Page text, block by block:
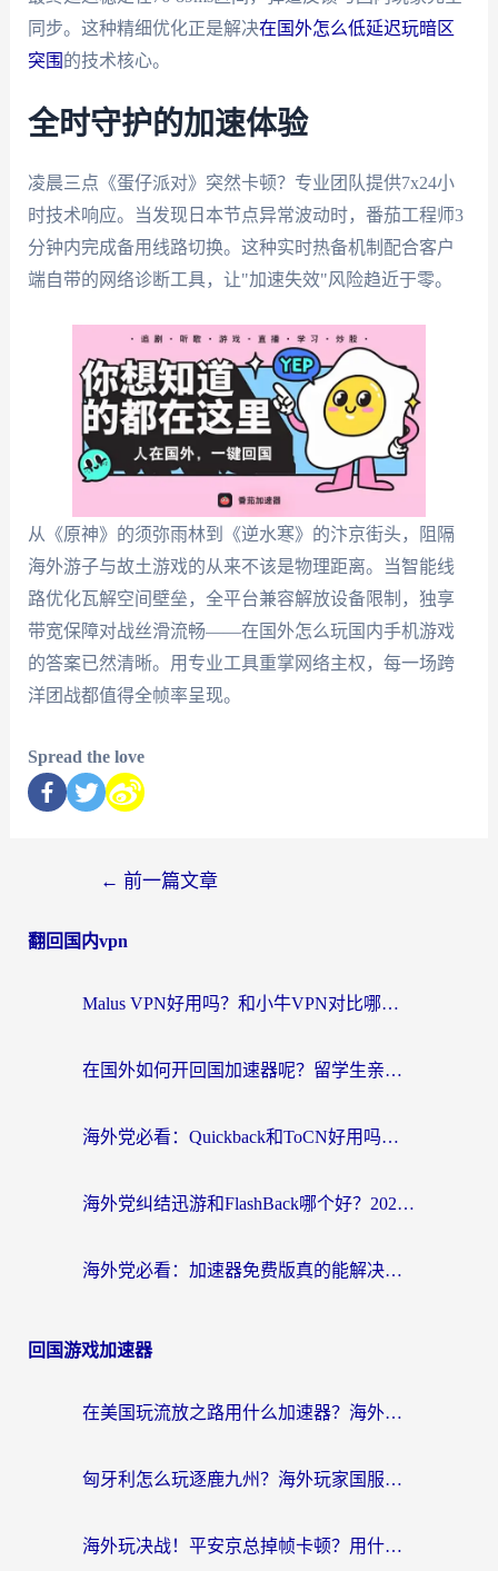
同步。这种精细优化正是解决在国外怎么低延迟玩暗区
突围 的技术核心。
全时守护的加速体验
凌晨三点《蛋仔派对》突然卡顿？专业团队提供7x24小
时技术响应。当发现日本节点异常波动时，番茄工程师3
分钟内完成备用线路切换。这种实时热备机制配合客户
端自带的网络诊断工具，让"加速失效"风险趋近于零。
从《原神》的须弥雨林到《逆水寒》的汴京街头，阻隔
海外游子与故土游戏的从来不该是物理距离。当智能线
路优化瓦解空间壁垒，全平台兼容解放设备限制，独享
带宽保障对战丝滑流畅——在国外怎么玩国内手机游戏
的答案已然清晰。用专业工具重掌网络主权，每一场跨
洋团战都值得全帧率呈现。
Spread the love
← 前一篇文章
翻回国内vpn
Malus VPN好用吗？和小牛VPN对比哪个回国效果更好？海外党亲测实用指南
在国外如何开回国加速器呢？留学生亲测的无缝访问国内资源指南
海外党必看：Quickback和ToCN好用吗？3分钟选对回国加速器的实用指南
海外党纠结迅游和FlashBack哪个好？2026实用指南教你选对回国加速器
海外党必看：加速器免费版真的能解决回国访问难题吗？附实用选择指南
回国游戏加速器
在美国玩流放之路用什么加速器？海外党国服游戏不卡顿的终极攻略
匈牙利怎么玩逐鹿九州？海外玩家国服游戏加速器终极指南（附永劫无间荣耀新三国解决方案）
海外玩决战！平安京总掉帧卡顿？用什么加速器比较好？实测指南来了